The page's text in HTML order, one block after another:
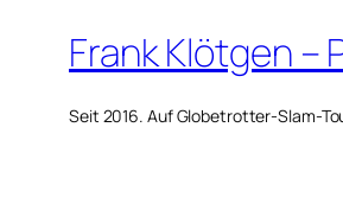
Frank Klötgen –
Seit 2016. Auf Globetrotter-Slam-